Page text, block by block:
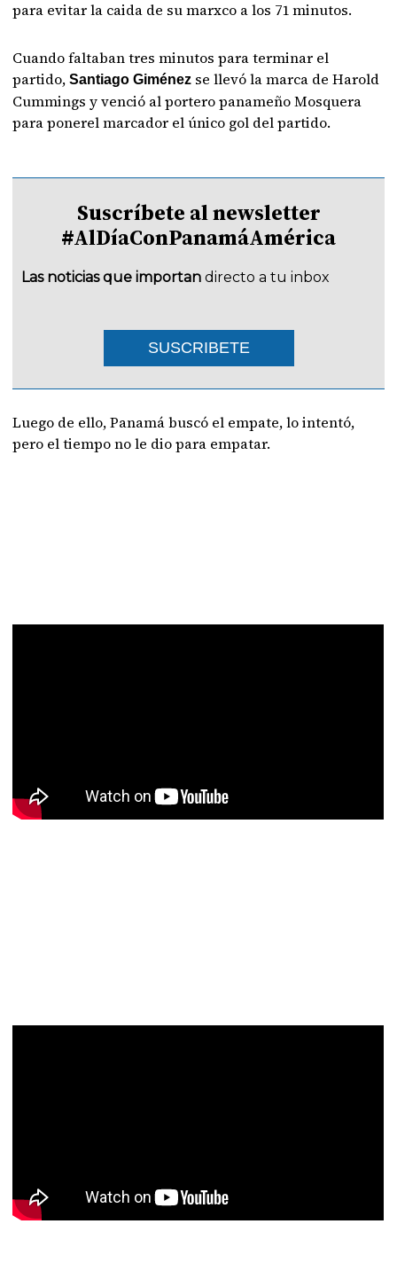
para evitar la caida de su marxco a los 71 minutos.
Cuando faltaban tres minutos para terminar el
partido, Santiago Giménez se llevó la marca de Harold
Cummings y venció al portero panameño Mosquera
para ponerel marcador el único gol del partido.
Suscríbete al newsletter
#AlDíaConPanamáAmérica
Las noticias que importan directo a tu inbox
SUSCRIBETE
Luego de ello, Panamá buscó el empate, lo intentó,
pero el tiempo no le dio para empatar.